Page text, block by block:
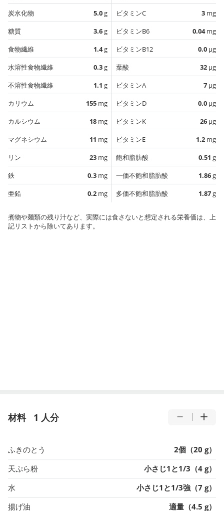
炭水化物
5.0g
糖質
3.6g
食物繊維
1.4g
水溶性食物繊維
0.3g
不溶性食物繊維
1.1 g
カリウム
155 mg
カルシウム
18 mg
マグネシウム
11 mg
リン
23 mg
鉄
0.3 mg
亜鉛
0.2 mg
ビタミンC
3 mg
ビタミンB6
0.04mg
ビタミンB12
0.0 µg
葉酸
32 µg
ビタミンA
7 µg
ビタミンD
0.0 µg
ビタミンK
26 µg
ビタミンE
1.2 mg
飽和脂肪酸
0.51 g
一価不飽和脂肪酸
1.86g
多価不飽和脂肪酸
1.87g
煮物や麺類の残り汁など、実際には食さないと想定される栄養価は、上
記リストから除いてあります。
材料 1 人分
ふきのとう
2個（20 g）
天ぷら粉
小さじ1と1/3（4 g）
水
小さじ1と1/3強（7 g）
揚げ油
適量（4.5 g）